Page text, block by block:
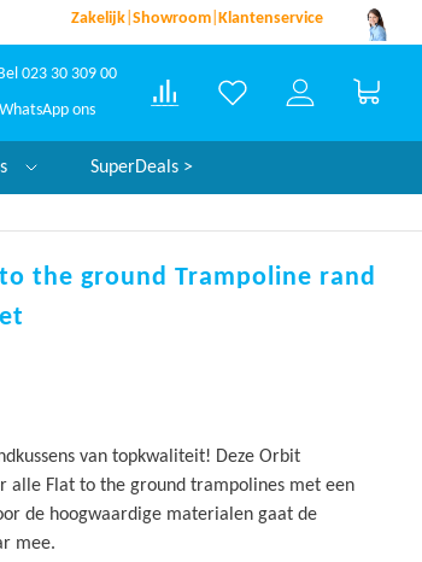
the ground Trampoline rand
van topkwaliteit! Deze Orbit
alle Flat to the ground trampolines met een
de hoogwaardige materialen gaat de
mee.
dezelfde werkdag verzonden*
Zakelijk Showroom Klantenservice
023 30 309 00
WhatsApp ons
SuperDeals >